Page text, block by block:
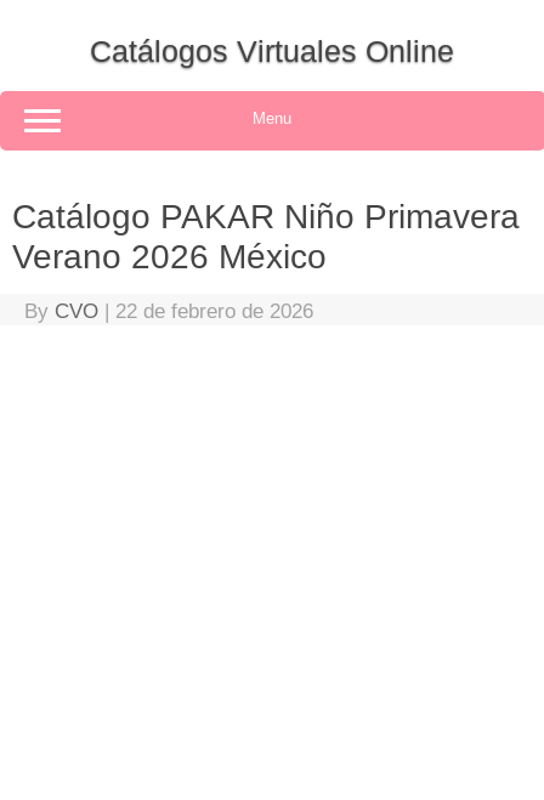
Catálogos Virtuales Online
Menu
Catálogo PAKAR Niño Primavera
Verano 2026 México
By CVO | 22 de febrero de 2026